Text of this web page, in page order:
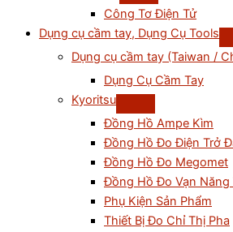
Công Tơ Điện Tử
Dụng cụ cầm tay, Dụng Cụ Tools
Dụng cụ cầm tay (Taiwan /
Dụng Cụ Cầm Tay
Kyoritsu
Đồng Hồ Ampe Kìm
Đồng Hồ Đo Điện Trở
Đồng Hồ Đo Megomet
Đồng Hồ Đo Vạn Năng
Phụ Kiện Sản Phẩm
Thiết Bị Đo Chỉ Thị Pha